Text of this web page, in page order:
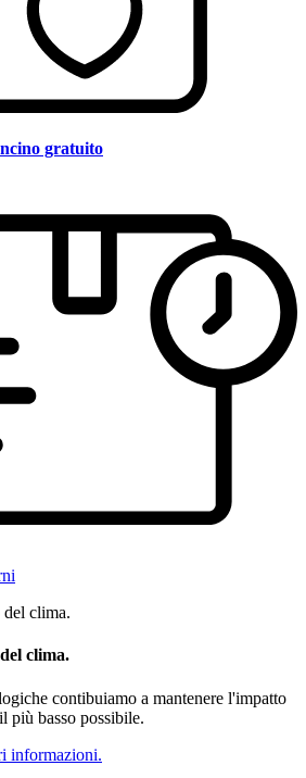
gratuito
clima.
contibuiamo a mantenere l'impatto
più basso possibile.
informazioni.